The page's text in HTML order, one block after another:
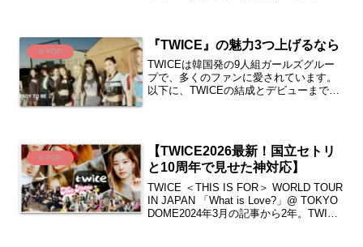
K-POP 『TWICE』の魅力3つ上げるなら
TWICEは韓国発の9人組ガールズグルー
プで、多くのファンに愛されています。
以下に、TWICEの結成とデビューまでの
ィ...
K-POP
【TWICE2026最新！国立セトリ
と10周年で見せた神対応】
TWICE ＜THIS IS FOR＞ WORLD TOUR
IN JAPAN 「What is Love?」@ TOKYO
DOME2024年3月の記事から2年。TWICE